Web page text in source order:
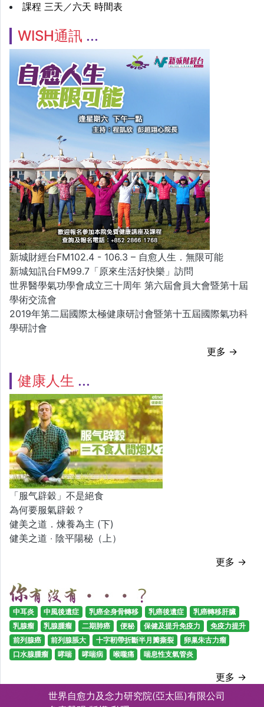
課程 三天／六天 時間表
WISH通訊
新城財經台FM102.4 - 106.3 – 自愈人生．無限可能
新城知訊台FM99.7「原來生活好快樂」訪問
世界醫學氣功學會成立三十周年 第六屆會員大會暨第十屆
學術交流會
2019年第二屆國際太極健康研討會暨第十五屆國際氣功科
學研討會
更多 →
健康人生
「服气辟穀」不是絕食
為何要服氣辟穀？
健美之道．煉養為主 (下)
健美之道 ‧ 陰平陽秘（上）
更多 →
中耳炎 中風後遺症 乳癌全身骨轉移 乳癌後遺症
乳癌轉移肝臟
乳腺瘤
乳腺腫瘤 二期肺癌 便秘 保健及提升免疫力
免疫力提升
前列腺癌
前列腺脹大 十字靭帶折斷半月瓣撕裂
卵巢朱古力瘤
口水腺腫瘤
哮喘 哮喘病 喉嚨痛 喘息性支氣管炎
更多 →
世界自愈力及念力研究院(亞太區)有限公司